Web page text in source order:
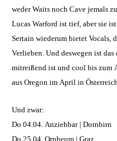
weder Waits noch Cave jemals
Lucas Warford ist tief, aber sie
Sertain wiederum bietet
Verlieben. Und deswegen ist
mitreißend ist und cool bis zum
aus Oregon im April in
Und zwar:
Do 04.04. Anziehbar | Dornbirn